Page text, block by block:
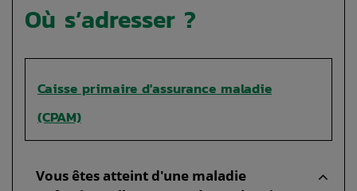
Où s’adresser ?
Caisse primaire d'assurance maladie
(CPAM)
Vous êtes atteint d'une maladie